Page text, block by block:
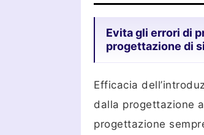
Evita gli errori di
progettazione di
Efficacia
dalla progettazione
progettazione